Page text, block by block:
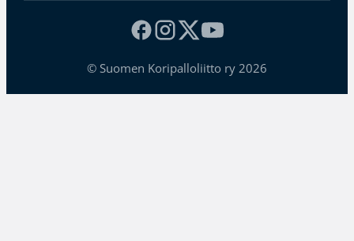
© Suomen Koripalloliitto ry 2026